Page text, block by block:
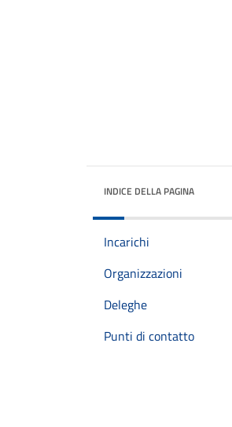
INDICE DELLA PAGINA
Incarichi
Organizzazioni
Deleghe
Punti di contatto